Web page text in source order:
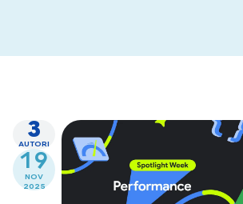
3
AUTORI
19
NOV
2025